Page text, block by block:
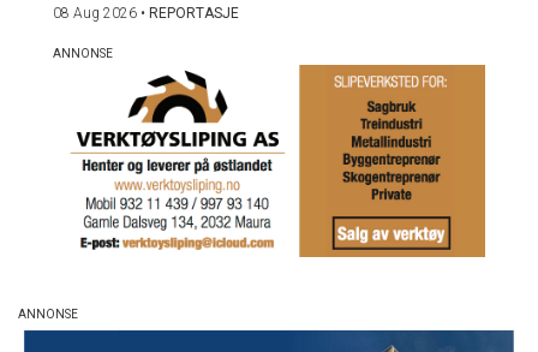
08 Aug 2026 • REPORTASJE